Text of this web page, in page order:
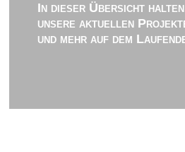
In dieser Übersicht
unsere aktuellen
und mehr auf dem